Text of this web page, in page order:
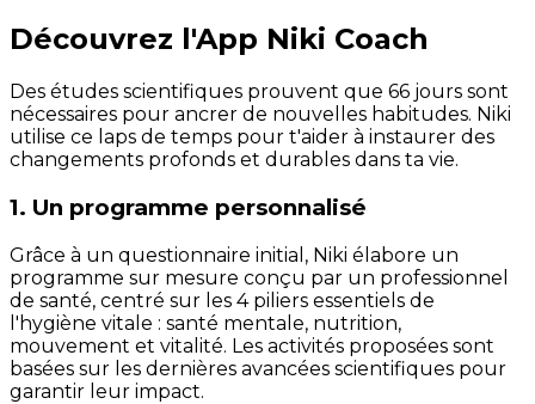
Découvrez l'App Niki Coach
Des études scientifiques prouvent que 66 jours sont
nécessaires pour ancrer de nouvelles habitudes. Niki
utilise ce laps de temps pour t'aider à instaurer des
changements profonds et durables dans ta vie.
1. Un programme personnalisé
Grâce à un questionnaire initial, Niki élabore un
programme sur mesure conçu par un professionnel
de santé, centré sur les 4 piliers essentiels de
l'hygiène vitale : santé mentale, nutrition,
mouvement et vitalité. Les activités proposées sont
basées sur les dernières avancées scientifiques pour
garantir leur impact.